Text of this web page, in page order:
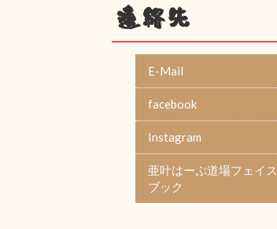
連絡先
E-Mail
facebook
Instagram
亜叶はーぷ道場フェイス
ブック